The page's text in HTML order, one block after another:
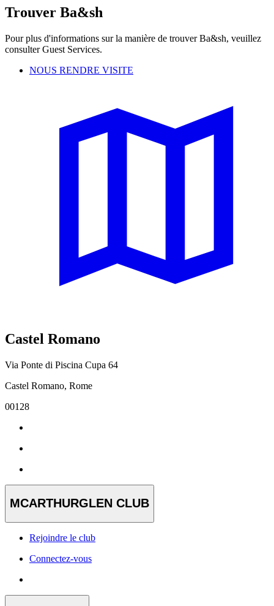
Trouver Ba&sh
Pour plus d'informations sur la manière de trouver Ba&sh, veuillez
consulter Guest Services.
NOUS RENDRE VISITE
Castel Romano
Via Ponte di Piscina Cupa 64
Castel Romano, Rome
00128
MCARTHURGLEN CLUB
Rejoindre le club
Connectez-vous